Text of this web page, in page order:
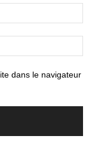
dans le navigateur